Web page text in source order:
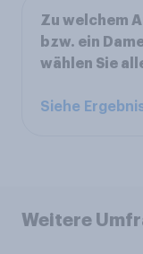
Zu welchem
bzw. ein
wählen Sie
Siehe
Weitere